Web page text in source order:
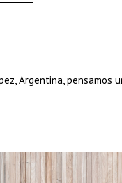
Argentina,